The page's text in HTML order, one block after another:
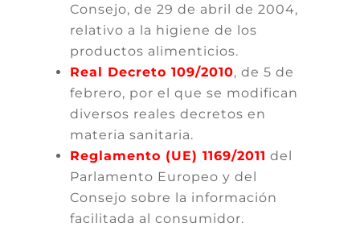
Consejo, de 29 de abril de 2004,
relativo a la higiene de los
productos alimenticios.
Real Decreto 109/2010, de 5 de
febrero, por el que se modifican
diversos reales decretos en
materia sanitaria.
Reglamento (UE) 1169/2011 del
Parlamento Europeo y del
Consejo sobre la información
facilitada al consumidor.